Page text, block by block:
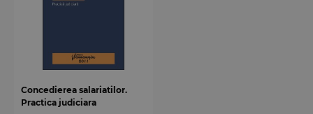
Concedierea salariatilor.
Practica judiciara